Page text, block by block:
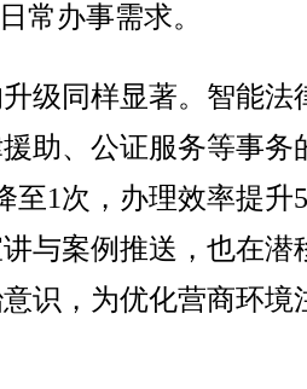
常办事需求。
同样显著。智能法
助、公证服务等事务
至1次，办理效率提升
与案例推送，也在潜
识，为优化营商环境